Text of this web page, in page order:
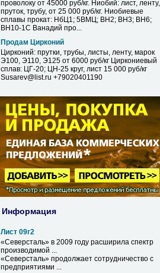
проволоку от 45000 руб/кг. Ниобий: лист, ленту,
пруток, трубу, от 25 000 руб/кг. Ниобиевые
сплавы прокат: НбЦ1; 5ВМЦ; ВН2; ВН3; ВН6;
ВН10-1С Ванадий про...
Продам Цирконий
Цирконий: прутки, трубы, листы, ленту, марок
Э100, Э110, Э125 от 6000 руб/кг Циркониевый
сплав: ЦГ-20; ЦН-25 круг, лист 15 000 руб/кг
Susarev@list.ru +79020401190
Информация
Лист 09г2
«Северсталь» в 2009 году расширила спектр
производимой ...
«Северсталь» продолжает сотрудничество с
предприятиями ...